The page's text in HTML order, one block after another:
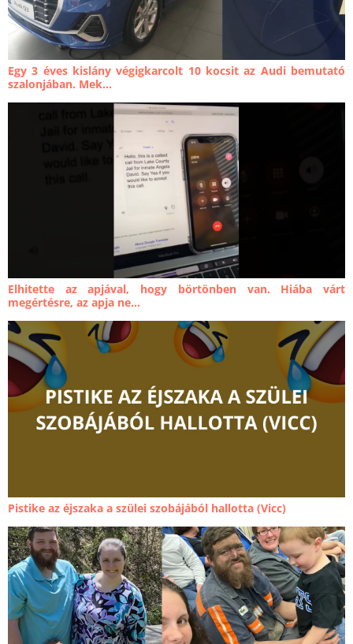
Egy 3 éves kislány végigkarcolt 10 kocsit az Audi bemutató
szalonjában. Mek...
Elhitette az apjával, hogy börtönben van. Hiába várt
megértésre, az apja ne...
Pistike az éjszaka a szülei szobájából hallotta (Vicc)